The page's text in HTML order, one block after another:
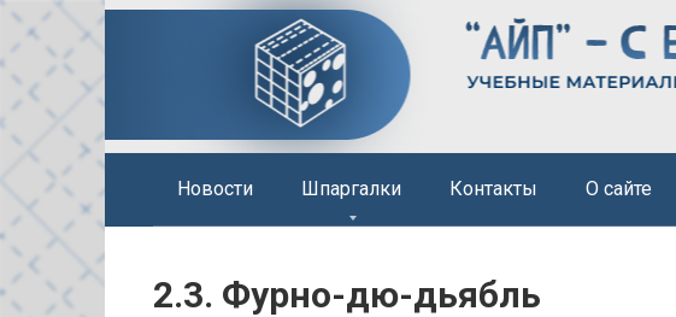
Перейти
контенту
Новости Шпаргалки Контакты О сайте
2.3. Фурно-дю-дьябль